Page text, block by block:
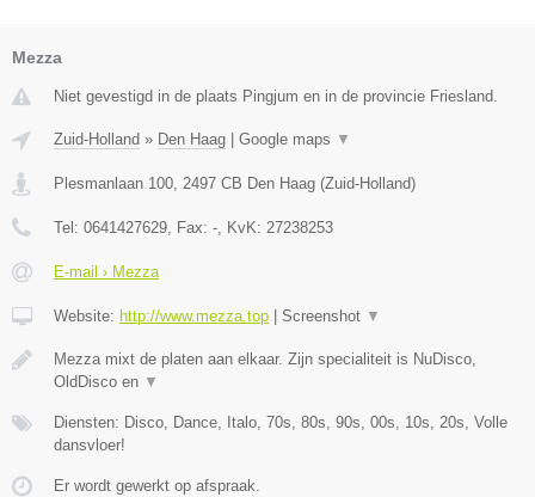
Mezza
Niet gevestigd in de plaats Pingjum en in de provincie Friesland.
Zuid-Holland » Den Haag Google maps ▼
Plesmanlaan 100, 2497 CB Den Haag (Zuid-Holland)
Tel: 0641427629, Fax: -, KvK: 27238253
E-mail › Mezza
Website: http://www.mezza.top Screenshot ▼
Mezza mixt de platen aan elkaar. Zijn specialiteit is NuDisco,
OldDisco en ▼
Diensten: Disco, Dance, Italo, 70s, 80s, 90s, 00s, 10s, 20s, Volle
dansvloer!
Er wordt gewerkt op afspraak.